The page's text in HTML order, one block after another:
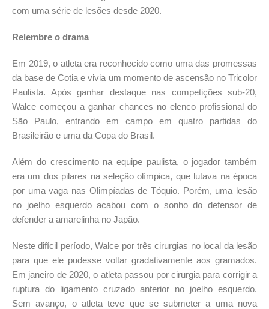
com uma série de lesões desde 2020.
Relembre o drama
Em 2019, o atleta era reconhecido como uma das promessas
da base de Cotia e vivia um momento de ascensão no Tricolor
Paulista. Após ganhar destaque nas competições sub-20,
Walce começou a ganhar chances no elenco profissional do
São Paulo, entrando em campo em quatro partidas do
Brasileirão e uma da Copa do Brasil.
Além do crescimento na equipe paulista, o jogador também
era um dos pilares na seleção olímpica, que lutava na época
por uma vaga nas Olimpíadas de Tóquio. Porém, uma lesão
no joelho esquerdo acabou com o sonho do defensor de
defender a amarelinha no Japão.
Neste difícil período, Walce por três cirurgias no local da lesão
para que ele pudesse voltar gradativamente aos gramados.
Em janeiro de 2020, o atleta passou por cirurgia para corrigir a
ruptura do ligamento cruzado anterior no joelho esquerdo.
Sem avanço, o atleta teve que se submeter a uma nova